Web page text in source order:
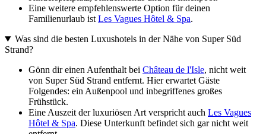
Eine weitere empfehlenswerte Option für deinen
Familienurlaub ist Les Vagues Hôtel & Spa.
Was sind die besten Luxushotels in der Nähe von Super Süd
Strand?
Gönn dir einen Aufenthalt bei Château de l'Isle, nicht weit
von Super Süd Strand entfernt. Hier erwartet Gäste
Folgendes: ein Außenpool und inbegriffenes großes
Frühstück.
Eine Auszeit der luxuriösen Art verspricht auch Les Vagues
Hôtel & Spa. Diese Unterkunft befindet sich gar nicht weit